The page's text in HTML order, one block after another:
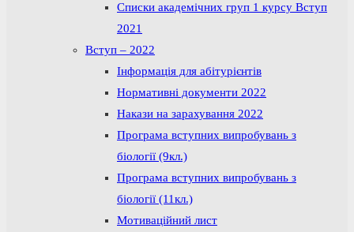
Списки академічних груп 1 курсу Вступ
2021
Вступ – 2022
Інформація для абітурієнтів
Нормативні документи 2022
Накази на зарахування 2022
Програма вступних випробувань з
біології (9кл.)
Програма вступних випробувань з
біології (11кл.)
Мотиваційний лист